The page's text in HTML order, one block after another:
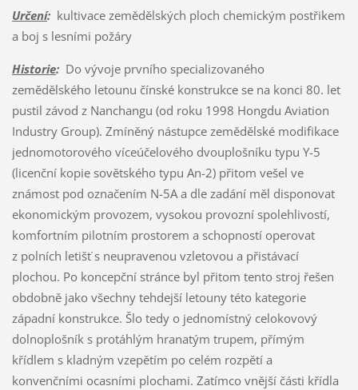
Určení:kultivace zemědělských ploch chemickým postřikem
a boj s lesními požáry
Historie:Do vývoje prvního specializovaného
zemědělského letounu čínské konstrukce se na konci 80. let
pustil závod z Nanchangu (od roku 1998 Hongdu Aviation
Industry Group). Zmíněný nástupce zemědělské modifikace
jednomotorového víceúčelového dvouplošníku typu Y-5
(licenční kopie sovětského typu An-2) přitom vešel ve
známost pod označením N-5A a dle zadání měl disponovat
ekonomickým provozem, vysokou provozní spolehlivostí,
komfortním pilotním prostorem a schopností operovat
z polních letišť s neupravenou vzletovou a přistávací
plochou. Po koncepční stránce byl přitom tento stroj řešen
obdobně jako všechny tehdejší letouny této kategorie
západní konstrukce. Šlo tedy o jednomístný celokovový
dolnoplošník s protáhlým hranatým trupem, přímým
křídlem s kladným vzepětím po celém rozpětí a
konvenčními ocasními plochami. Zatímco vnější části křídla